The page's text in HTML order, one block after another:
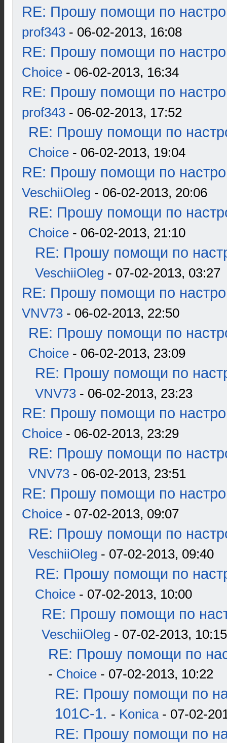
RE: Прошу помощи по
prof343 - 06-02-2013, 16:08
RE: Прошу помощи по
Choice - 06-02-2013, 16:34
RE: Прошу помощи по
prof343 - 06-02-2013, 17:52
RE: Прошу помощи по
Choice - 06-02-2013, 19:04
RE: Прошу помощи по
VeschiiOleg - 06-02-2013, 20:06
RE: Прошу помощи по
Choice - 06-02-2013, 21:10
RE: Прошу помощи по
VeschiiOleg - 07-02-2013, 03:27
RE: Прошу помощи по
VNV73 - 06-02-2013, 22:50
RE: Прошу помощи по
Choice - 06-02-2013, 23:09
RE: Прошу помощи по
VNV73 - 06-02-2013, 23:23
RE: Прошу помощи по
Choice - 06-02-2013, 23:29
RE: Прошу помощи по
VNV73 - 06-02-2013, 23:51
RE: Прошу помощи по
Choice - 07-02-2013, 09:07
RE: Прошу помощи по
VeschiiOleg - 07-02-2013, 09:40
RE: Прошу помощи по
Choice - 07-02-2013, 10:00
RE: Прошу помощи по
VeschiiOleg - 07-02-2013, 10:15
RE: Прошу помощи по
- Choice - 07-02-2013, 10:22
RE: Прошу помощи по
101С-1. - Konica- 07-02-
RE: Прошу помощи по